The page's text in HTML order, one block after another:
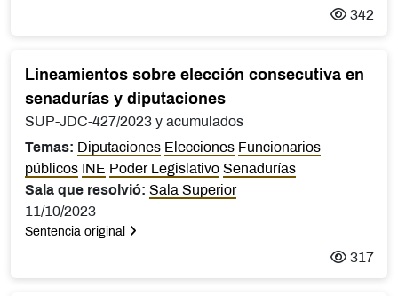
342
Lineamientos sobre elección consecutiva en
senadurías y diputaciones
SUP-JDC-427/2023 y acumulados
Temas: Diputaciones Elecciones Funcionarios
públicos
INE Poder Legislativo Senadurías
Sala que resolvió: Sala Superior
11/10/2023
Sentencia original
317